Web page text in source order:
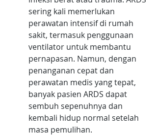
sering kali memerlukan
perawatan intensif di rumah
sakit, termasuk penggunaan
ventilator untuk membantu
pernapasan. Namun, dengan
penanganan cepat dan
perawatan medis yang tepat,
banyak pasien ARDS dapat
sembuh sepenuhnya dan
kembali hidup normal setelah
masa pemulihan.